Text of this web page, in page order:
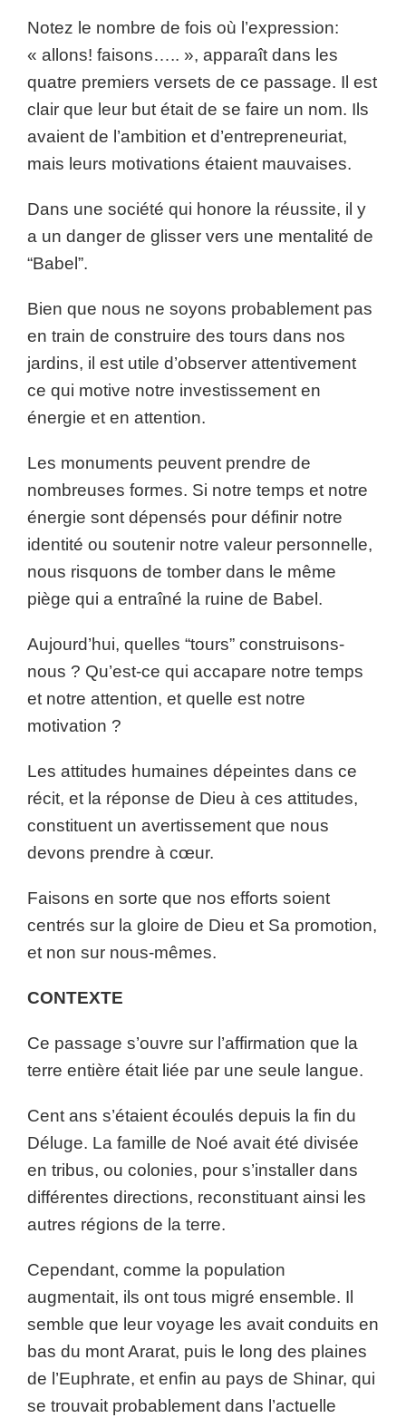
Notez le nombre de fois où l’expression:
« allons! faisons….. », apparaît dans les
quatre premiers versets de ce passage. Il est
clair que leur but était de se faire un nom. Ils
avaient de l’ambition et d’entrepreneuriat,
mais leurs motivations étaient mauvaises.
Dans une société qui honore la réussite, il y
a un danger de glisser vers une mentalité de
“Babel”.
Bien que nous ne soyons probablement pas
en train de construire des tours dans nos
jardins, il est utile d’observer attentivement
ce qui motive notre investissement en
énergie et en attention.
Les monuments peuvent prendre de
nombreuses formes. Si notre temps et notre
énergie sont dépensés pour définir notre
identité ou soutenir notre valeur personnelle,
nous risquons de tomber dans le même
piège qui a entraîné la ruine de Babel.
Aujourd’hui, quelles “tours” construisons-
nous ? Qu’est-ce qui accapare notre temps
et notre attention, et quelle est notre
motivation ?
Les attitudes humaines dépeintes dans ce
récit, et la réponse de Dieu à ces attitudes,
constituent un avertissement que nous
devons prendre à cœur.
Faisons en sorte que nos efforts soient
centrés sur la gloire de Dieu et Sa promotion,
et non sur nous-mêmes.
CONTEXTE
Ce passage s’ouvre sur l’affirmation que la
terre entière était liée par une seule langue.
Cent ans s’étaient écoulés depuis la fin du
Déluge. La famille de Noé avait été divisée
en tribus, ou colonies, pour s’installer dans
différentes directions, reconstituant ainsi les
autres régions de la terre.
Cependant, comme la population
augmentait, ils ont tous migré ensemble. Il
semble que leur voyage les avait conduits en
bas du mont Ararat, puis le long des plaines
de l’Euphrate, et enfin au pays de Shinar, qui
se trouvait probablement dans l’actuelle